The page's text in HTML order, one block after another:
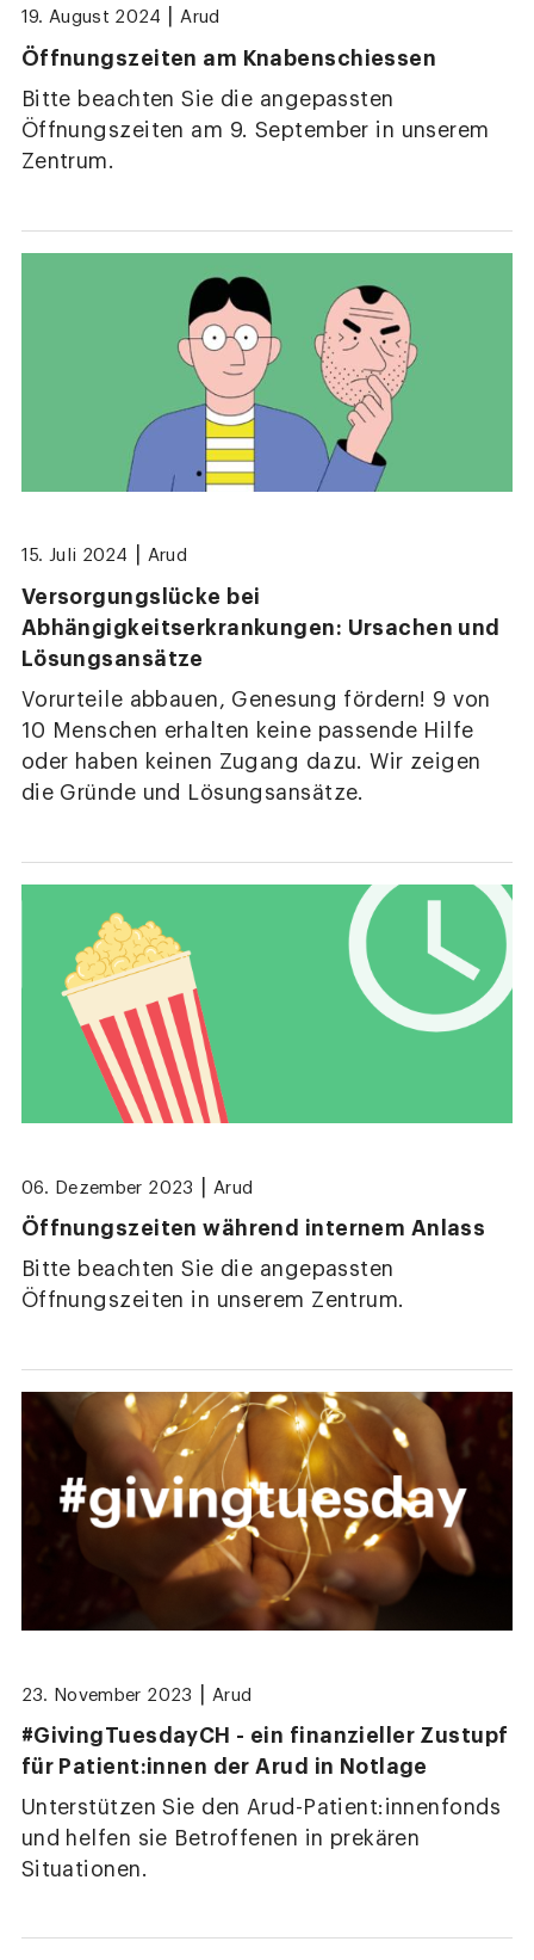
19. August 2024 Arud
Öffnungszeiten am Knabenschiessen
Bitte beachten Sie die angepassten
Öffnungszeiten am 9. September in unserem
Zentrum.
15. Juli 2024 Arud
Versorgungslücke bei
Abhängigkeitserkrankungen: Ursachen und
Lösungsansätze
Vorurteile abbauen, Genesung fördern! 9 von
10 Menschen erhalten keine passende Hilfe
oder haben keinen Zugang dazu. Wir zeigen
die Gründe und Lösungsansätze.
06. Dezember 2023 Arud
Öffnungszeiten während internem Anlass
Bitte beachten Sie die angepassten
Öffnungszeiten in unserem Zentrum.
23. November 2023 Arud
#GivingTuesdayCH - ein finanzieller Zustupf
für Patient:innen der Arud in Notlage
Unterstützen Sie den Arud-Patient:innenfonds
und helfen sie Betroffenen in prekären
Situationen.